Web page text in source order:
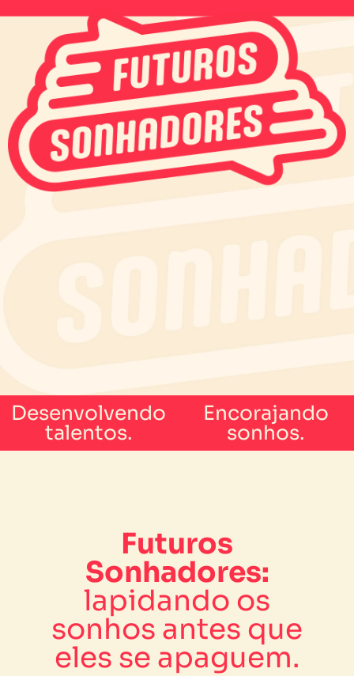
Desenvolvendo
talentos.
Encorajando
sonhos.
Futuros
Sonhadores:
lapidando os
sonhos antes que
eles se apaguem.